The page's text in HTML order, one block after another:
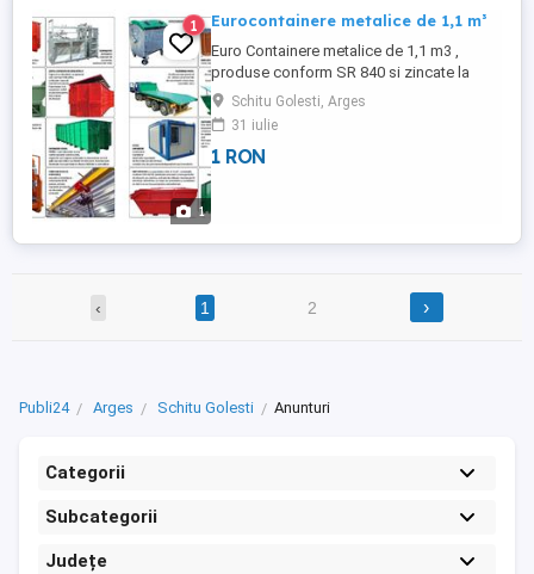
1
1 Eurocontainere metalice de 1,1 m³
Euro Containere metalice de 1,1 m3 ,
produse conform SR 840 si zincate la
cald conform SR EN ISO 1461-2001
disponibil din
stoc.0248529120.0731828247.
Schitu Golesti, Arges
31 iulie
1 RON
‹ 1 2 ›
Publi24 Arges Schitu Golesti Anunturi
Categorii
Subcategorii
Județe